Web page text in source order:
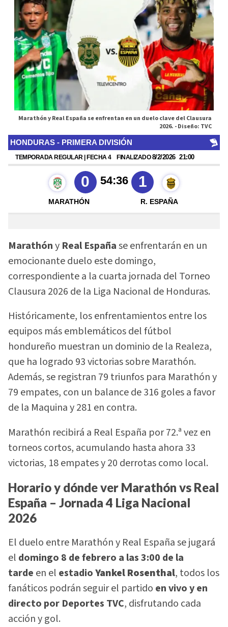
Marathón y Real España se enfrentan en un duelo clave del Clausura
2026. -Diseño: TVC
Marathóny Real Españase enfrentarán en un
emocionante duelo este domingo,
correspondiente a la cuarta jornada del Torneo
Clausura 2026 de la Liga Nacional de Honduras.
Históricamente, los enfrentamientos entre los
equipos más emblemáticos del fútbol
hondureño muestran un dominio de la Realeza,
que ha logrado 93 victorias sobre Marathón.
Además, se registran 79 triunfos para Marathón y
79 empates, con un balance de 316 goles a favor
de la Maquina y 281 en contra.
Marathón recibirá a Real España por 72.ª vez en
torneos cortos, acumulando hasta ahora 33
victorias, 18 empates y 20 derrotas como local.
Horario y dónde ver Marathón vs Real
España – Jornada 4 Liga Nacional
2026
El duelo entre Marathón y Real España se jugará
el domingo 8 de febrero a las 3:00 de la
tarde en el estadioYankel Rosenthal, todos los
fanáticos podrán seguir el partido en vivo y en
directo por Deportes TVC, disfrutando cada
acción y gol.